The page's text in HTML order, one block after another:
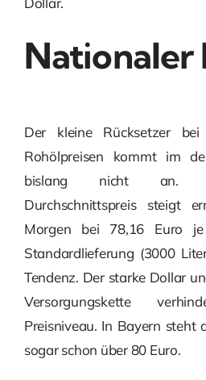
Der kleine Rücksetzer
Rohölpreisen kommt im
bislang nicht an.
Durchschnittspreis steigt
Morgen bei 78,16 Euro
Standardlieferung (3000
Tendenz. Der starke Dollar
Versorgungskette
Preisniveau. In Bayern steht
sogar schon über 80 Euro.